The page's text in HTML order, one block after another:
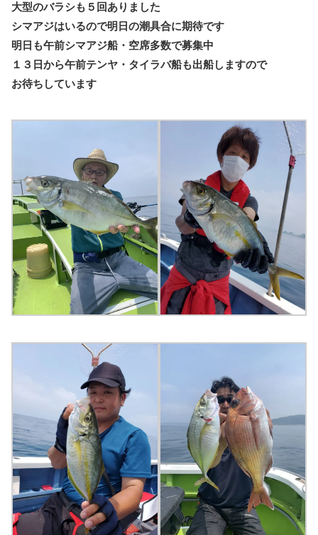
大型のバラシも５回ありました
シマアジはいるので明日の潮具合に期待です
明日も午前シマアジ船・空席多数で募集中
１３日から午前テンヤ・タイラバ船も出船しますので
お待ちしています